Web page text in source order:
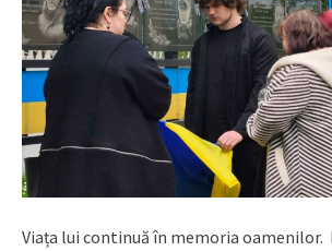
Viața lui continuă în memoria oamenilor.